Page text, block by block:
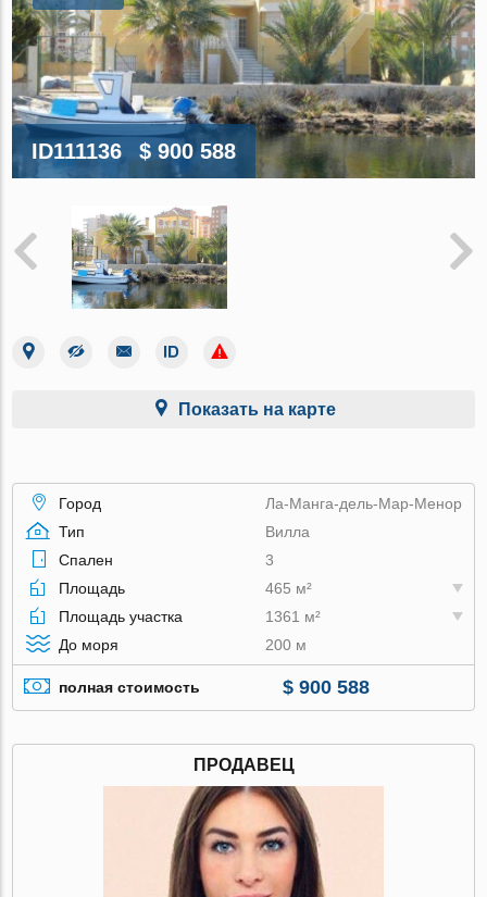
ID111136 $ 900 588
Показать на карте
Город
Ла-Манга-дель-Мар-Менор
Тип
Вилла
Спален
3
Площадь
465 м²
Площадь участка
1361 м²
До моря
200 м
полная стоимость $ 900 588
ПРОДАВЕЦ